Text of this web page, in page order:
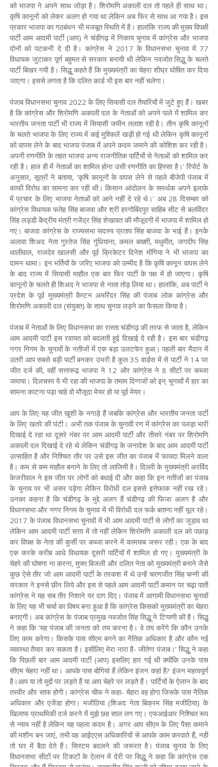
को भाजपा ने अपने साथ जोड़ा है। शिरोमणि अकाली दल तो पहले ही साथ था।
कृषि कानूनों को लेकर अलग हो गया था लेकिन अब फिर से साथ आ गया है। इस
प्रकार भाजपा का गठबंधन भी मजबूत स्थिति में है। हालांकि राज्य की मुख्य विपक्षी
पार्टी आम आदमी पार्टी (आप) ने चंडीगढ़ में निकाय चुनाव में कांग्रेस और भाजपा
दोनों को पटकनी दे दी है। कांग्रेस ने 2017 के विधानसभा चुनाव में 77
विधायक जुटाकर पूर्ण बहुमत से सरकार बनायी थी लेकिन नवजोत सिद्धू के चलते
पार्टी बिखर गयी है। सिद्धू कहते हैं कि मुख्यमंत्री का चेहरा शीघ्र घोषित कर दिया
जाएगा। इससे लगता है कि दलित कार्ड भी इस बार नहीं चलेगा।
पंजाब विधानसभा चुनाव 2022 के लिए सियासी दल तैयारियों में जुटे हुए हैं। खबर
है कि कांग्रेस और शिरोमणि अकाली दल के नेताओं को अपने पाले में शामिल कर
भारतीय जनता पार्टी भी राज्य में सियासी जमीन तलाश रही है। तीन कृषि कानूनों
के चलते भाजपा के लिए राज्य में कई मुश्किलें खड़ी हो गई थी लेकिन कृषि कानूनों
को वापस लेने के बाद भाजपा पंजाब में अपने कदम जमाने की कोशिश कर रही है।
अपनी रणनीति के तहत भाजपा अन्य राजनीतिक पार्टियों से नेताओं को शामिल कर
रही है। हाल ही में नेताओं का शामिल होना उसी रणनीति का हिस्सा है।’ रिपोर्ट के
अनुसार, सूत्रों ने बताया, ‘कृषि कानूनों के वापस लेने से पहले बीजेपी पंजाब में
काफी विरोध का सामना कर रही थी। किसान आंदोलन के समर्थक अपने इलाके
में प्रचार के लिए भाजपा नेताओं को आने नहीं दे रहे थे।’ अब 28 दिसम्बर को
कांग्रेस विधायक फतेह सिंह बाजवा और श्री हरगोबिंदपुर साहिब सीट से बलविंदर
सिंह लड्डी केंद्रीय मंत्री गजेंद्र सिंह शेखावत की मौजूदगी में भाजपा में शामिल हो
गए। बाजवा कांग्रेस के राज्यसभा सदस्य प्रताप सिंह बाजवा के भाई हैं। इनके
अलावा शिअद नेता गुरतेज सिंह गुंधियाना, कमल बख्शी, मधुमीत, जगदीप सिंह
धालीवाल, राजदेव खालसी और पूर्व क्रिकेटर दिनेश मोंगिया ने भी भाजपा का
दामन थामा। इन भर्तियों के जरिए भाजपा को उम्मीद है कि कृषि कानून वापस लेने
के बाद राज्य में सियासी माहौल एक बार फिर पार्टी के पक्ष में हो जाएगा। कृषि
कानूनों के चलते ही शिअद ने भाजपा से नाता तोड़ लिया था। हालांकि, अब पार्टी ने
प्रदेश के पूर्व मुख्यमंत्री कैप्टन अमरिंदर सिंह की पंजाब लोक कांग्रेस और
शिरोमणि अकाली दल (संयुक्त) के साथ चुनाव लड़ने का फैसला किया है।
पंजाब में नेताओं के लिए विधानसभा का रास्ता चंडीगढ़ की तरफ से जाता है, लेकिन
आम आदमी पार्टी इस रवायत को बदलती हुई दिखाई दे रही है। इस बार चंडीगढ़
नगर निगम के चुनावों के नतीजों में एक बड़ा उलटफेर हुआ। पहली बार मैदान में
उतरी आप सबसे बड़ी पार्टी बनकर उभरी है कुल 35 वार्डस में से पार्टी ने 14 पर
जीत दर्ज की, वहीं सत्तारूढ़ भाजपा ने 12 और कांग्रेस ने 8 सीटों पर कब्जा
जमाया। दिलचस्प ये भी रहा की भाजपा के तमाम दिग्गजों को इन् चुनावों में हार का
सामना काटना पड़ा चाहे वो मौजूदा मेयर हो या पूर्व मेयर।
आप के लिए यह जीत खुशी के नगाड़े हैं जबकि कांग्रेस और भारतीय जनता पार्टी
के लिए खतरे की घंटी। अभी तक पंजाब के चुनावी रण में कांग्रेस का पलड़ा भारी
दिखाई दे रहा था दूसरे नंबर पर आम आदमी पार्टी और तीसरे नंबर पर शिरोमणि
अकाली दल दिखाई दे रहे थे लेकिन चंडीगढ़ के जनादेश के बाद आम आदमी पार्टी
उत्साहित है और निश्चित तौर पर उसे इस जीत का पंजाब में फायदा मिलने वाला
है। कम से कम माहौल बनाने के लिए तो लाजिमी है। दिल्ली के मुख्यमंत्री अरविंद
केजरीवाल ने इस जीत पर लोगों को बधाई दी और कहा कि इन नतीजों का पंजाब
के चुनाव पर भी असर पड़ेगा लेकिन विरोधी दल इससे इत्तेफाक नहीं रख रहे।
उनका कहना है कि चंडीगढ़ के मुद्दे अलग हैं चंडीगढ़ की फिजा अलग है और
विधानसभा और नगर निगम के चुनाव में भी विरोधी दल फर्क बताना नहीं भूल रहे।
2017 के पंजाब विधानसभा चुनावों में भी आम आदमी पार्टी से लोगों का जुड़ाव था
लेकिन आम आदमी पार्टी सत्ता में तो नहीं लेकिन शिरोमणि अकाली दल को पछाड़
कर विपक्ष के नेता की कुर्सी पर कब्जा करने में कामयाब जरूर रही। एक के बाद
एक करके करीब आधे विधायक दूसरी पार्टियों में शामिल हो गए। मुख्यमंत्री के
चेहरे की घोषणा ना करना, मुफ्त बिजली और दलित नेता को मुख्यमंत्री बनाने जैसे
कुछ ऐसे तीर जो आम आदमी पार्टी के तरकश में थे उन्हें चरणजीत सिंह चन्नी की
सरकार ने इनसे छीन लिये और इस से पहले आम आदमी पार्टी कमान पर चढ़ा पाती
कांग्रेस ने यह सब तीर निशाने पर दाग दिए। पंजाब में आगामी विधानसभा चुनावों
के लिए यह भी चर्चा का विषय बना हुआ है कि कांग्रेस किसको मुख्यमंत्री का चेहरा
बनाएगी। अब कांग्रेस के पंजाब प्रमुख नवजोत सिंह सिद्धू ने टिप्पणी की है। सिद्धू
ने कहा कि ‘यह पंजाब की जनता को तय करना है। वे तय करेंगे कि कौन उनके
लिए काम करेगा। किसके पास सीएम बनने का नैतिक अधिकार है और कौन नई
व्यवस्था तैयार कर सकता है। इसीलिए मेरा नारा है- जीतेगा पंजाब।’ सिद्धू ने कहा
कि पिछली बार आम आदमी पार्टी (आप) इसलिए हार गई थी क्योंकि उनके पास
सीएम चेहरा नहीं था। आपके पास बोगियां हैं लेकिन इंजन कहां है? इंजन महत्वपूर्ण
है।आप या तो मुद्दों पर लड़ते हैं या आप चेहरे पर लड़ते हैं। पार्टियों के ऐलान के बाद
तस्वीर और साफ होगी। कांग्रेस चीफ ने कहा- चेहरा वह होगा जिसके पास नैतिक
अधिकार और एजेंडा होगा। मजीठिया (शिअद नेता बिक्रम सिंह मजीठिया) के
खिलाफ प्राथमिकी दर्ज करने में मुझे छह साल लग गए। एफआईआर निश्चित रूप
से न्याय नहीं है लेकिन यह पहला कदम है। अगर आप सीएम के लिए पैसा कमाने
की मशीन बन जाएं, तभी वह आईएएस अधिकारियों से आपके काम करवाते हैं, नहीं
तो घर में बैठा देते हैं। सिस्टम बदलने की जरूरत है। पंजाब चुनाव के लिए
विधानसभा सीटों पर टिकटों के ऐलान में देरी पर सिद्धू ने कहा कि कांग्रेस एक